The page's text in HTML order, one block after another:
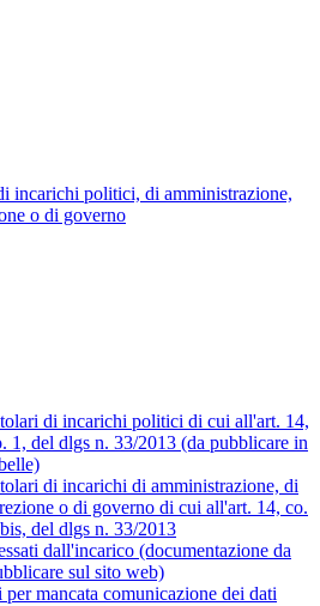
incarichi politici, di amministrazione,
o di governo
di incarichi politici di cui all'art. 14,
1, del dlgs n. 33/2013 (da pubblicare in
di incarichi di amministrazione, di
o di governo di cui all'art. 14, co.
del dlgs n. 33/2013
dall'incarico (documentazione da
sul sito web)
per mancata comunicazione dei dati